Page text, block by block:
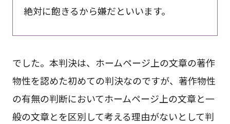
絶対に飽きるから嫌だといいます。
でした。本判決は、ホームページ上の文章の著作
物性を認めた初めての判決なのですが、著作物性
の有無の判断においてホームページ上の文章と一
般の文章とを区別して考える理由がないとして判